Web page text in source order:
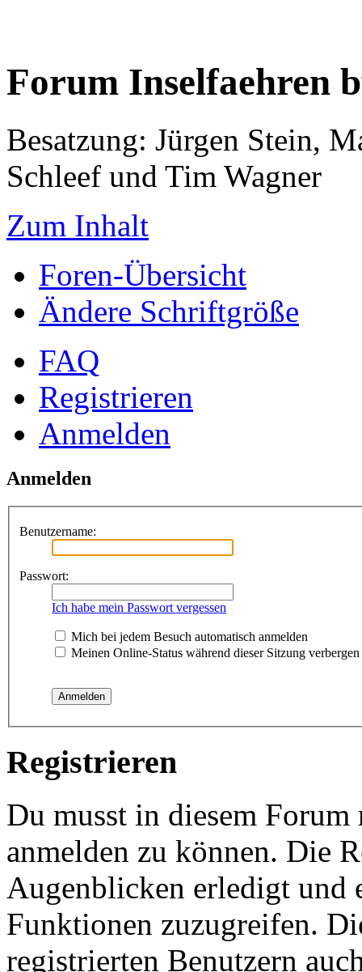
Forum Inselfaehren
Besatzung: Jürgen Stein,
Schleef und Tim Wagner
Zum Inhalt
Foren-Übersicht
Ändere Schriftgröße
FAQ
Registrieren
Anmelden
Anmelden
Benutzername:
Passwort:
Ich habe mein Passwort vergessen
Mich bei jedem Besuch automatisch anmelden
Meinen Online-Status während dieser Sitzung verbergen
Registrieren
Du musst in diesem
anmelden zu können. Die
Augenblicken erledigt und
Funktionen zuzugreifen.
registrierten Benutzern